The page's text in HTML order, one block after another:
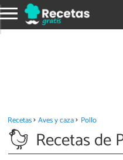
Recetas Aves y caza Pollo
Recetas de